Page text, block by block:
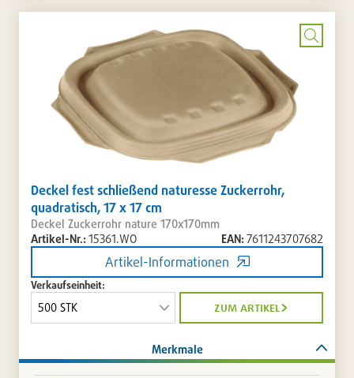
setzen
/
Bild
Deckel fest schließend naturesse Zuckerrohr,
quadratisch, 17 x 17 cm
Deckel Zuckerrohr nature 170x170mm
Artikel-Nr.:15361.WO EAN:7611243707682
Artikel-Informationen
Verkaufseinheit:
zum artikel
Merkmale